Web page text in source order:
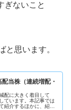
ぎないこと
と思います。
配当株（連続増配・
配に大きく着目して
ています。本記事では
紹介するほかに、紹介